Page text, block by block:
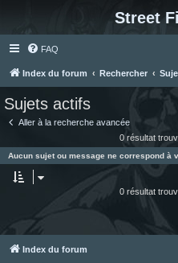
Street
FAQ
Index du forum Rechercher
Sujets actifs
Aller à la recherche avancée
0 résultat
Aucun sujet ou message ne correspond à
0 résultat
Index du forum